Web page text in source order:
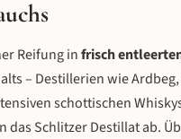
Reifung infrisch
– Destillerien wie
schottischen
Schlitzer Destillat ab.